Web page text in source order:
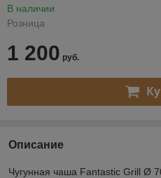
В наличии
Розница
1 200 руб.
Описание
Чугунная чаша Fantastic Grill Ø